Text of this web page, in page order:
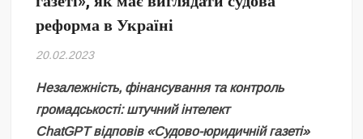
Безугла закликає валити Сирського
Світові бренди одягу та взуття: розвиток ринку та вплив на
сучасну моду
Командувач ВМС Неїжпапа закликав не дестабілізувати ситуацію
навколо керівництва армії
реформа в Україні
20.02.2023
Незалежність, фінансування та контроль
громадськості: штучний інтелект
ChatGPT відповів «Судово-юридичній газеті»